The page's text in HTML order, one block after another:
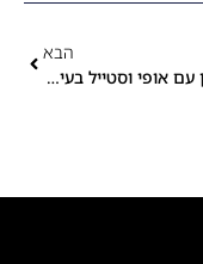
הבא
מטבח לבן עם אופי וסטייל בעיצוב